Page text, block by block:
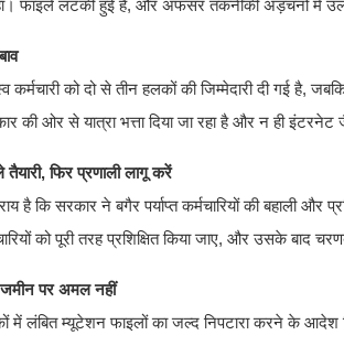
फाइलें लटकी हुई हैं, और अफसर तकनीकी अड़चनों में
को दो से तीन हलकों की जिम्मेदारी दी गई है,
की ओर से यात्रा भत्ता दिया जा रहा है और न ही
फिर प्रणाली लागू करें
है कि सरकार ने बगैर पर्याप्त कर्मचारियों की बहाली
को पूरी तरह प्रशिक्षित किया जाए, और उसके बाद
पर अमल नहीं
में लंबित म्यूटेशन फाइलों का जल्द निपटारा करने के आदेश